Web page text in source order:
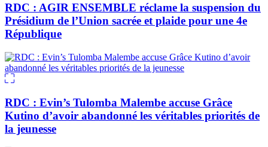
RDC : AGIR ENSEMBLE réclame la suspension du
Présidium de l’Union sacrée et plaide pour une 4e
République
RDC : Evin’s Tulomba Malembe accuse Grâce
Kutino d’avoir abandonné les véritables priorités de
la jeunesse